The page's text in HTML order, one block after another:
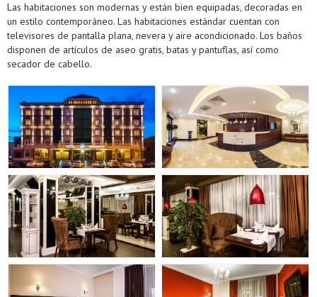
Las habitaciones son modernas y están bien equipadas, decoradas en
un estilo contemporáneo. Las habitaciones estándar cuentan con
televisores de pantalla plana, nevera y aire acondicionado. Los baños
disponen de artículos de aseo gratis, batas y pantuflas, así como
secador de cabello.